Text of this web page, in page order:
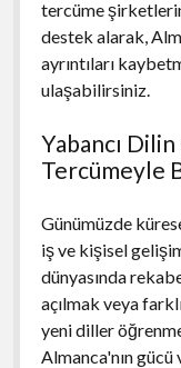
tercüme
destek alarak,
ayrıntıları
ulaşabilirsiniz.
Yabancı
Tercümeyle
Günümüzde
iş ve kişisel
dünyasında
açılmak veya
yeni diller
Almanca'nın